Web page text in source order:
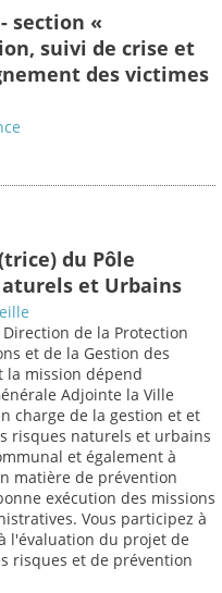
section «
suivi de crise et
des victimes
du Pôle
et Urbains
de la Protection
et de la Gestion des
la mission dépend
Adjointe la Ville
charge de la gestion et et
risques naturels et urbains
et également à
matière de prévention
exécution des missions
Vous participez à
l'évaluation du projet de
risques et de prévention